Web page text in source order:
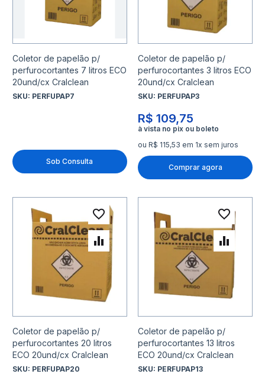
Coletor de papelão p/
perfurocortantes 7 litros ECO
20und/cx Cralclean
SKU: PERFUPAP7
Sob Consulta
Coletor de papelão p/
perfurocortantes 3 litros ECO
20und/cx Cralclean
SKU: PERFUPAP3
R$ 109,75
ou R$ 115,53 em 1x sem juros
Comprar agora
Coletor de papelão p/
perfurocortantes 20 litros
ECO 20und/cx Cralclean
SKU: PERFUPAP20
Adicionar à lista de
Adicionar para Comparar
Coletor de papelão p/
perfurocortantes 13 litros
ECO 20und/cx Cralclean
SKU: PERFUPAP13